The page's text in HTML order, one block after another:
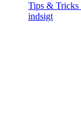
Tips & Tricks
indsigt